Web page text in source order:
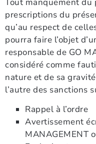
prescriptions du
qu’au respect de
pourra faire l’objet
responsable de GO
considéré comme
nature et de sa
l’autre des sanctions
Rappel à l’ordre
Avertissement
MANAGEMENT